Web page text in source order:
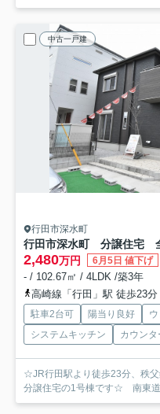
中古一戸建
行田市深水町
行田市深水町 分譲住宅
2,480万円 6月5日 値下げ
- / 102.67㎡ / 4LDK /築3年
高崎線「行田」駅 徒歩23分
駐車2台可 陽当り良好
システムキッチン
カウン
☆JR行田駅より徒歩23分、秩
分譲住宅の1号棟です☆ 南東